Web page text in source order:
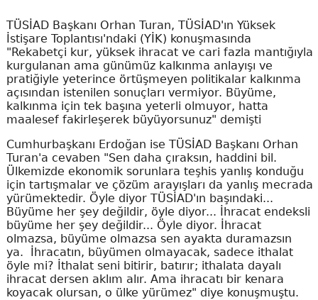
TÜSİAD Başkanı Orhan Turan, TÜSİAD'ın Yüksek
İstişare Toplantısı'ndaki (YİK) konuşmasında
"Rekabetçi kur, yüksek ihracat ve cari fazla mantığıyla
kurgulanan ama günümüz kalkınma anlayışı ve
pratiğiyle yeterince örtüşmeyen politikalar kalkınma
açısından istenilen sonuçları vermiyor. Büyüme,
kalkınma için tek başına yeterli olmuyor, hatta
maalesef fakirleşerek büyüyorsunuz" demişti
Cumhurbaşkanı Erdoğan ise TÜSİAD Başkanı Orhan
Turan'a cevaben "Sen daha çıraksın, haddini bil.
Ülkemizde ekonomik sorunlara teşhis yanlış konduğu
için tartışmalar ve çözüm arayışları da yanlış mecrada
yürümektedir. Öyle diyor TÜSİAD'ın başındaki...
Büyüme her şey değildir, öyle diyor... İhracat endeksli
büyüme her şey değildir... Öyle diyor. İhracat
olmazsa, büyüme olmazsa sen ayakta duramazsın
ya. İhracatın, büyümen olmayacak, sadece ithalat
öyle mi? İthalat seni bitirir, batırır; ithalata dayalı
ihracat dersen aklım alır. Ama ihracatı bir kenara
koyacak olursan, o ülke yürümez" diye konuşmuştu.